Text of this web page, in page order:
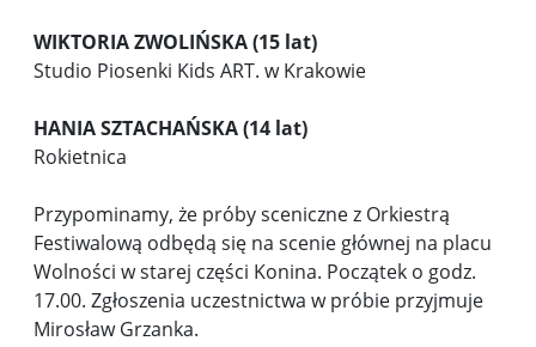
WIKTORIA ZWOLIŃSKA (15 lat)
Studio Piosenki Kids ART. w Krakowie
HANIA SZTACHAŃSKA (14 lat)
Rokietnica
Przypominamy, że próby sceniczne z Orkiestrą
Festiwalową odbędą się na scenie głównej na placu
Wolności w starej części Konina. Początek o godz.
17.00. Zgłoszenia uczestnictwa w próbie przyjmuje
Mirosław Grzanka.